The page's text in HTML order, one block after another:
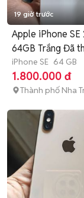
19 giờ trước
Apple iPhone
64GB Trắng Đã
iPhone SE 64 GB
1.800.000 đ
Thành phố Nha